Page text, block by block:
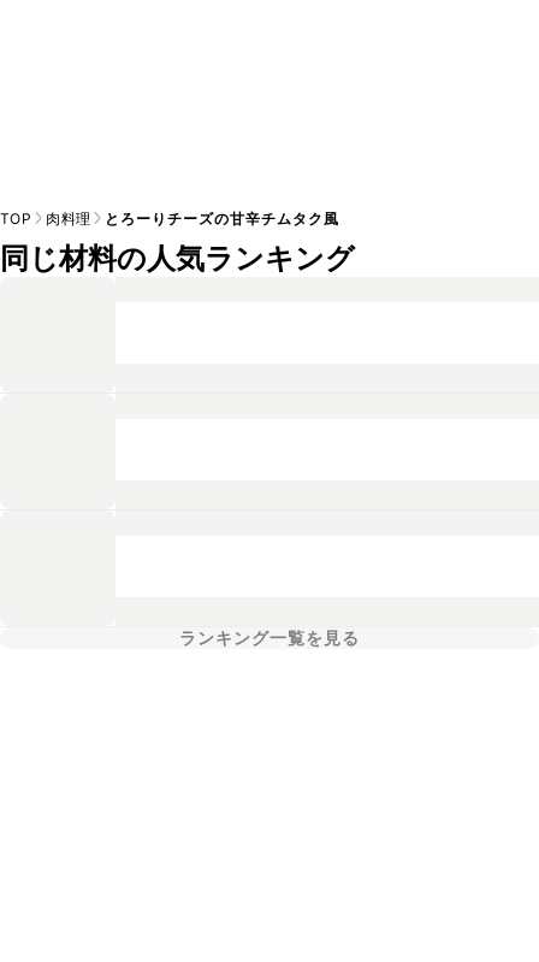
TOP 肉料理 とろーりチーズの甘辛チムタク風
同じ材料の人気ランキング
ランキング一覧を見る